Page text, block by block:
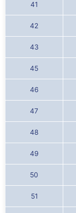
41
42
43
45
46
47
48
49
50
51